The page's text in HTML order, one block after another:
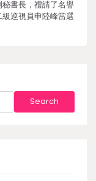
書長，禮請了名譽
巡視員申陸峰當選
Search